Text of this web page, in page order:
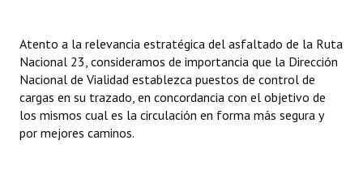
Huéspedes de Honor - Registro
Antiguos Pobladores - Registro
Reconocimientos - Registro
Atento a la relevancia estratégica del asfaltado de la Ruta
Nacional 23, consideramos de importancia que la Dirección
Nacional de Vialidad establezca puestos de control de
cargas en su trazado, en concordancia con el objetivo de
los mismos cual es la circulación en forma más segura y
por mejores caminos.